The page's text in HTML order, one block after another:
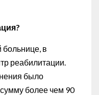
в
реабилитации.
было
более чем 90